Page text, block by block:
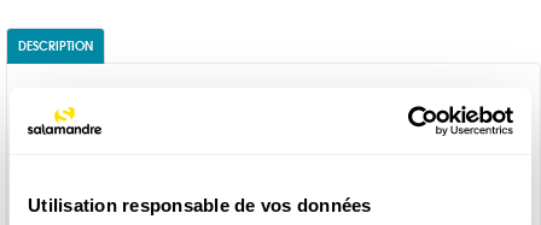
Utilisation responsable de vos données
DESCRIPTION
Explorez la nature au fil des saisons !
regard de rédacteurs, photographes et dessinateurs